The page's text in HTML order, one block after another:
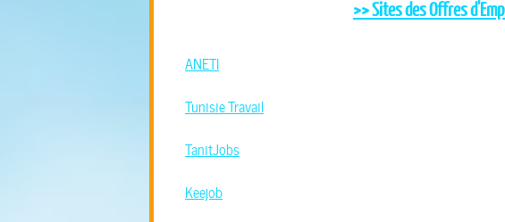
>> Sites des Offres
ANETI
Tunisie Travail
TanitJobs
Keejob